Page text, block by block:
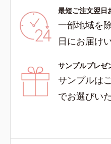
最短ご注文翌日
一部地域を
日にお届け
サンプルプレゼ
サンプルは
でお選びい